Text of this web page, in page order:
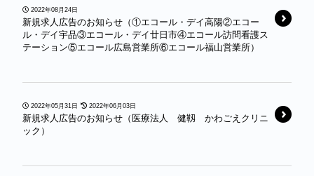
2022年08月24日
新規求人広告のお知らせ（①エコール・デイ高陽②エコー
ル・デイ宇品③エコール・デイ廿日市④エコール訪問看護ス
テーション⑤エコール広島営業所⑥エコール福山営業所）
2022年05月31日 2022年06月03日
新規求人広告のお知らせ（医療法人 健靱 かわごえクリニ
ック）